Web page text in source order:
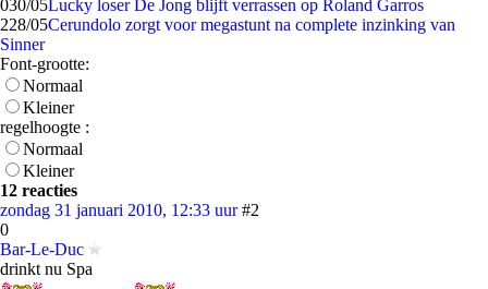
030/05Lucky loser De Jong blijft verrassen op Roland Garros
228/05Cerundolo zorgt voor megastunt na complete inzinking van
Sinner
Font-grootte:
Normaal
Kleiner
regelhoogte :
Normaal
Kleiner
12 reacties
zondag 31 januari 2010, 12:33 uur #2
0
Bar-Le-Duc
drinkt nu Spa